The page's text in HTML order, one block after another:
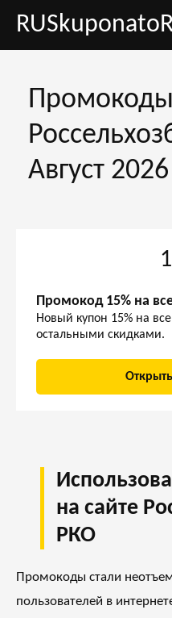
Промокоды
Август 2026
Промокод 15% на
Новый купон 15% на
остальными скидками.
на сайте
РКО
Промокоды стали
пользователей в